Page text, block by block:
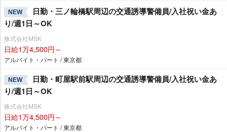
NEW
日勤・三ノ輪橋駅周辺の交通誘導警備員/入社祝い金あ
り/週1日～OK
株式会社MSK
日給1万4,500円～
アルバイト・パート / 東京都
NEW
日勤・町屋駅前駅周辺の交通誘導警備員/入社祝い金あ
り/週1日～OK
株式会社MSK
日給1万4,500円～
アルバイト・パート / 東京都